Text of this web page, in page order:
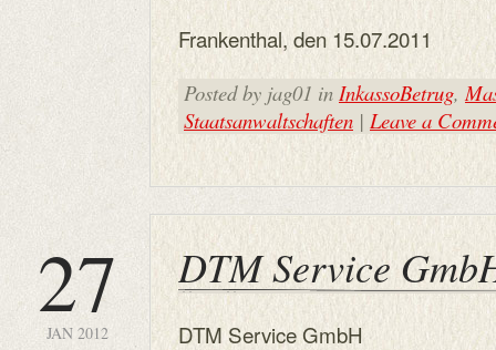
Frankenthal, den 15.07.2011
Posted by jag01 in InkassoBetrug,
Staatsanwaltschaften | Leave a
27
JAN 2012
DTM Service
DTM Service GmbH